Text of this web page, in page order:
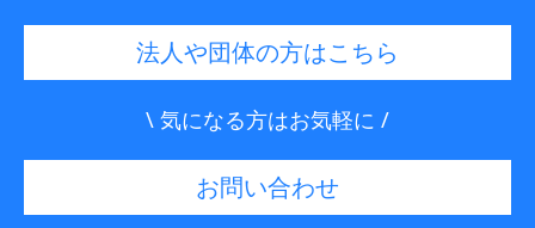
法人や団体の方はこちら
\ 気になる方はお気軽に /
お問い合わせ